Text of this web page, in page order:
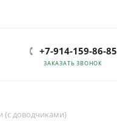
+7-914-159-86-85
ЗАКАЗАТЬ ЗВОНОК
(с доводчиками)